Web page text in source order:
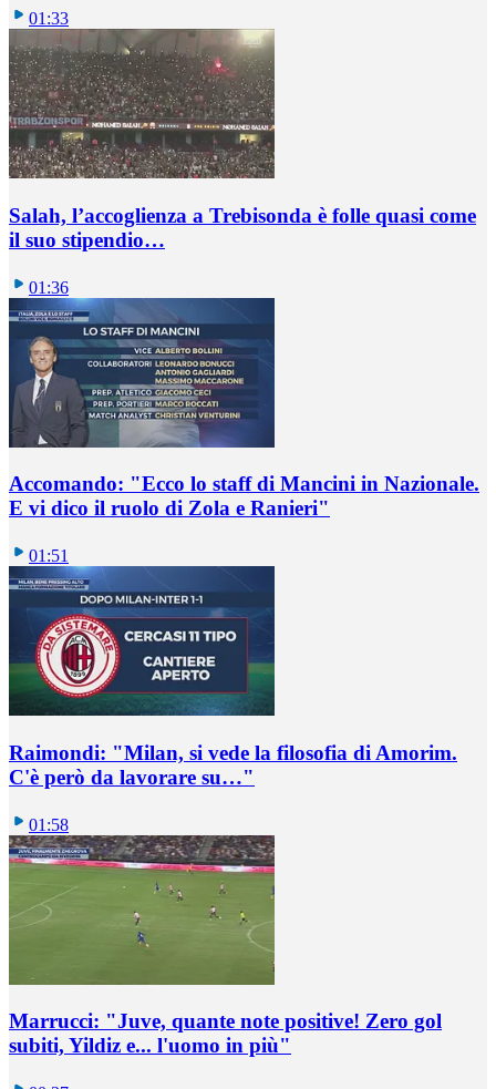
01:33
Salah, l’accoglienza a Trebisonda è folle quasi come
il suo stipendio…
01:36
Accomando: "Ecco lo staff di Mancini in Nazionale.
E vi dico il ruolo di Zola e Ranieri"
01:51
Raimondi: "Milan, si vede la filosofia di Amorim.
C'è però da lavorare su…"
01:58
Marrucci: "Juve, quante note positive! Zero gol
subiti, Yildiz e... l'uomo in più"